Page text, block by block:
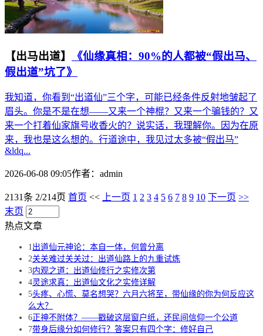
【出马出道】
《仙缘真相：90%的人都被“假出马、
假出道”坑了》
我知道，你看到“出道仙”三个字，可能已经条件反射地皱起了
眉头。你是不是在想——又来一个神棍？又来一个骗钱的？又
来一个打着仙家旗号收香火的？说实话，我理解你。因为在原
来，我也是这么想的。行道途中，我见过太多被“假出马”
&ldq...
2026-06-08 09:05作者： admin
2131条 2/214页 首页 << 上一页 1 2 3 4 5 6 7 8 9 10 下一页 >>
末页
热点文章
1出道仙元神论：本自一体，何曾分离
2关关难过关关过：出道仙路上的九重试炼
3内观之道：出道仙修行之实修次第
4灵途求真：出道仙文化之实修详解
5头疼、心慌、莫名想哭？六月六将至，带仙缘的你为何反应这
么大？
6正神不附体？——戳破这层窗户纸，还民间信仰一个公道
7带身后缘分如何修行？答案只有四个字：修好自己